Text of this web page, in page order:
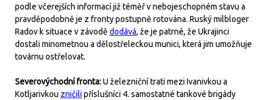
podle včerejších informací již téměř v nebojeschopném stavu a
pravděpodobně je z fronty postupně rotována. Ruský milbloger
Radov k situace v závodě dodává, že je patrné, že Ukrajinci
dostali minometnou a dělostřeleckou munici, která jim umožňuje
továrnu ostřelovat.
Severovýchodní fronta:U železniční trati mezi Ivanivkou a
Kotljarivkou zničilipříslušníci 4. samostatné tankové brigády